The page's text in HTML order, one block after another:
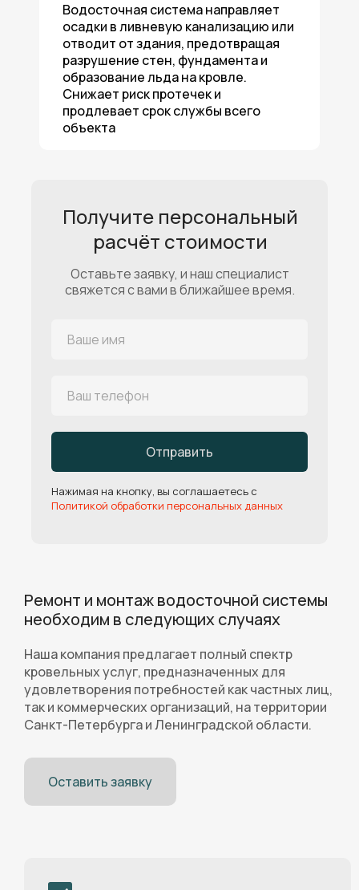
Водосточная система направляет
осадки в ливневую канализацию или
отводит от здания, предотвращая
разрушение стен, фундамента и
образование льда на кровле.
Снижает риск протечек и
продлевает срок службы всего
объекта
Получите персональный
расчёт стоимости
Оставьте заявку, и наш специалист
свяжется с вами в ближайшее время.
Отправить
Нажимая на кнопку, вы соглашаетесь с
Политикой обработки персональных данных
Ремонт и монтаж водосточной системы
необходим в следующих случаях
Наша компания предлагает полный спектр
кровельных услуг, предназначенных для
удовлетворения потребностей как частных лиц,
так и коммерческих организаций, на территории
Санкт-Петербурга и Ленинградской области.
Оставить заявку